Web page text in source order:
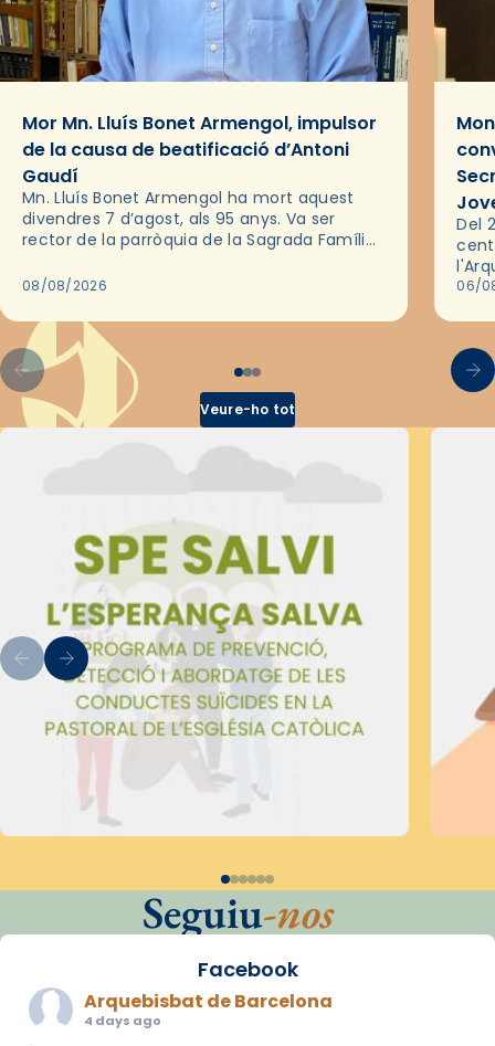
Mor Mn. Lluís Bonet Armengol, impulsor
de la causa de beatificació d’Antoni
Gaudí
Mn. Lluís Bonet Armengol ha mort aquest
divendres 7 d’agost, als 95 anys. Va ser
rector de la parròquia de la Sagrada Família
2018,…
08/08/2026
Del
les
06/
Veure-ho tot
Seguiu-nos
Facebook
Arquebisbat de Barcelona
4 days ago